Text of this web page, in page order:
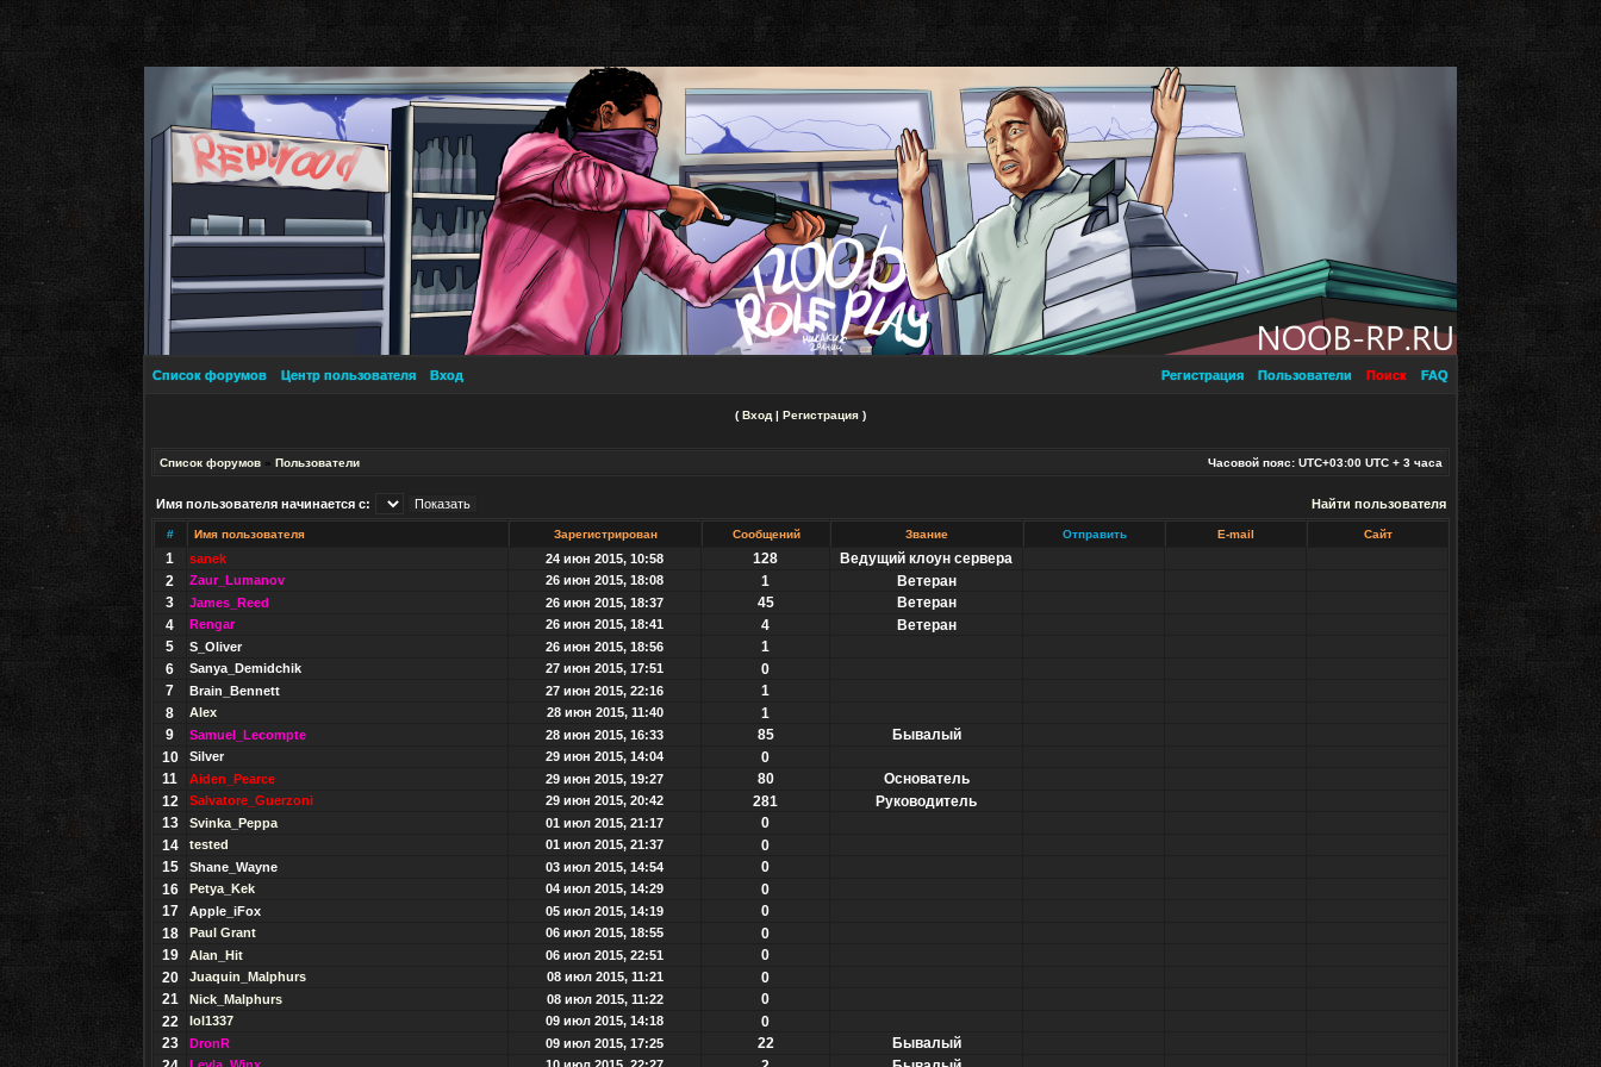
Список форумов Центр пользователя Вход FAQ
Поиск
Пользователи
Регистрация
( Вход | Регистрация )
Список форумов » Пользователи Часовой пояс: UTC+03:00 UTC + 3 часа
Имя пользователя начинается с: Найти пользователя
# Имя пользователя Зарегистрирован Сообщений Звание Отправить E-mail Сайт
1 sanek 24 июн 2015, 10:58 128 Ведущий клоун сервера
2 Zaur_Lumanov 26 июн 2015, 18:08 1 Ветеран
3 James_Reed 26 июн 2015, 18:37 45 Ветеран
4 Rengar 26 июн 2015, 18:41 4 Ветеран
5 S_Oliver 26 июн 2015, 18:56 1
6 Sanya_Demidchik 27 июн 2015, 17:51 0
7 Brain_Bennett 27 июн 2015, 22:16 1
8 Alex 28 июн 2015, 11:40 1
9 Samuel_Lecompte 28 июн 2015, 16:33 85 Бывалый
10 Silver 29 июн 2015, 14:04 0
11 Aiden_Pearce 29 июн 2015, 19:27 80 Основатель
12 Salvatore_Guerzoni 29 июн 2015, 20:42 281 Руководитель
13 Svinka_Peppa 01 июл 2015, 21:17 0
14 tested 01 июл 2015, 21:37 0
15 Shane_Wayne 03 июл 2015, 14:54 0
16 Petya_Kek 04 июл 2015, 14:29 0
17 Apple_iFox 05 июл 2015, 14:19 0
18 Paul Grant 06 июл 2015, 18:55 0
19 Alan_Hit 06 июл 2015, 22:51 0
20 Juaquin_Malphurs 08 июл 2015, 11:21 0
21 Nick_Malphurs 08 июл 2015, 11:22 0
22 lol1337 09 июл 2015, 14:18 0
23 DronR 09 июл 2015, 17:25 22 Бывалый